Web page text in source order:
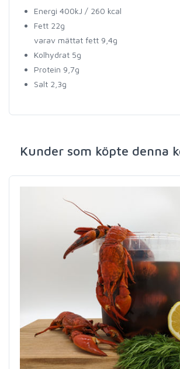
Energi 400kJ / 260 kcal
Fett 22g
varav mättat fett 9,4g
Kolhydrat 5g
Protein 9,7g
Salt 2,3g
Kunder som köpte denna